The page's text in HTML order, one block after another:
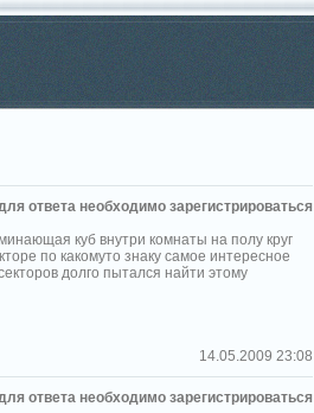
ответа необходимо зарегистрироваться
куб внутри комнаты на полу круг
по какомуто знаку самое интересное
долго пытался найти этому
14.05.2009 23:08
ответа необходимо зарегистрироваться